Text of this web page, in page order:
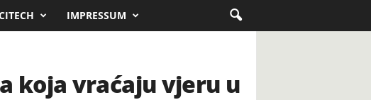
IMPRESSUM
koja vraćaju vjeru u